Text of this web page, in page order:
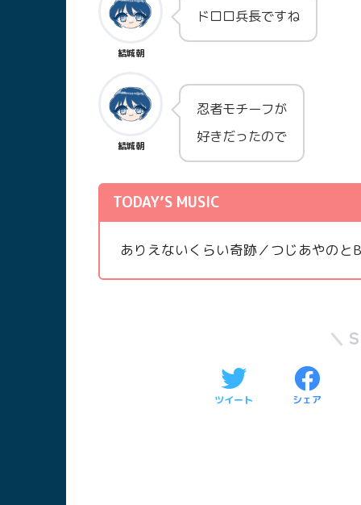
結城朝
ドロロ兵長ですね
結城朝
忍者モチーフが
好きだったので
TODAY’S MUSIC
ありえないくらい奇跡／つじあやのと
ツイート シェア